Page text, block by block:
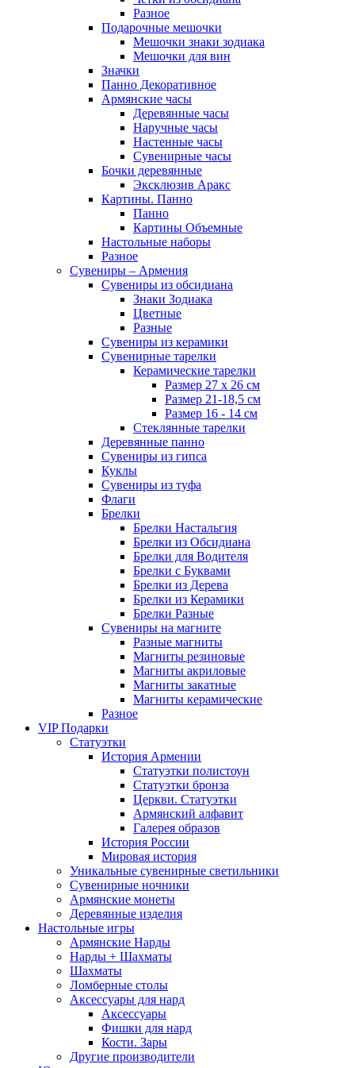
Разное
Подарочные мешочки
Мешочки знаки зодиака
Мешочки для вин
Значки
Панно Декоративное
Армянские часы
Деревянные часы
Наручные часы
Настенные часы
Сувенирные часы
Бочки деревянные
Эксклюзив Аракс
Картины. Панно
Панно
Картины Объемные
Настольные наборы
Разное
Сувениры – Армения
Сувениры из обсидиана
Знаки Зодиака
Цветные
Разные
Сувениры из керамики
Сувенирные тарелки
Керамические тарелки
Размер 27 х 26 см
Размер 21-18,5 см
Размер 16 - 14 см
Стеклянные тарелки
Деревянные панно
Сувениры из гипса
Куклы
Сувениры из туфа
Флаги
Брелки
Брелки Настальгия
Брелки из Обсидиана
Брелки для Водителя
Брелки с Буквами
Брелки из Дерева
Брелки из Керамики
Брелки Разные
Сувениры на магните
Разные магниты
Магниты резиновые
Магниты акриловые
Магниты закатные
Магниты керамические
Разное
VIP Подарки
Статуэтки
История Армении
Статуэтки полистоун
Статуэтки бронза
Церкви. Статуэтки
Армянский алфавит
Галерея образов
История России
Мировая история
Уникальные сувенирные светильники
Сувенирные ночники
Армянские монеты
Деревянные изделия
Настольные игры
Армянские Нарды
Нарды + Шахматы
Шахматы
Ломберные столы
Аксессуары для нард
Аксессуары
Фишки для нард
Кости. Зары
Другие производители